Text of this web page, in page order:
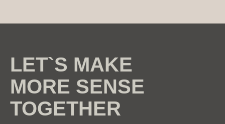
LET`S MAKE
MORE SENSE
TOGETHER